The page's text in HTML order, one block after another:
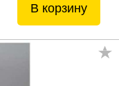
В корзину